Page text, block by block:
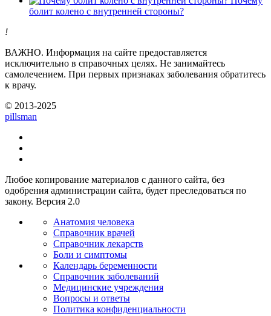
болит колено с внутренней стороны?
!
ВАЖНО. Информация на сайте предоставляется
исключительно в справочных целях. Не занимайтесь
самолечением. При первых признаках заболевания обратитесь
к врачу.
© 2013-2025
pillsman
Любое копирование материалов с данного сайта, без
одобрения администрации сайта, будет преследоваться по
закону. Версия 2.0
Анатомия человека
Справочник врачей
Справочник лекарств
Боли и симптомы
Календарь беременности
Справочник заболеваний
Медицинские учреждения
Вопросы и ответы
Политика конфиденциальности